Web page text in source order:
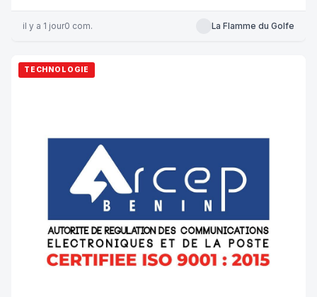
il y a 1 jour0 com. La Flamme du Golfe
TECHNOLOGIE